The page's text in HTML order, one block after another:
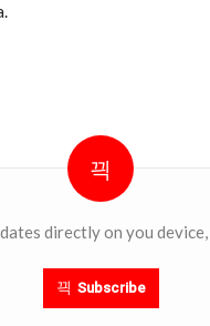
directly on you device,
Subscribe